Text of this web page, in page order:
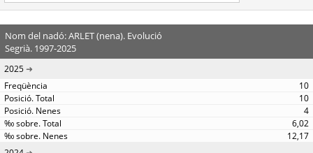
Nom del nadó: ARLET (nena). Evolució
Segrià. 1997-2025
2025
10
10
4
6,02
12,17